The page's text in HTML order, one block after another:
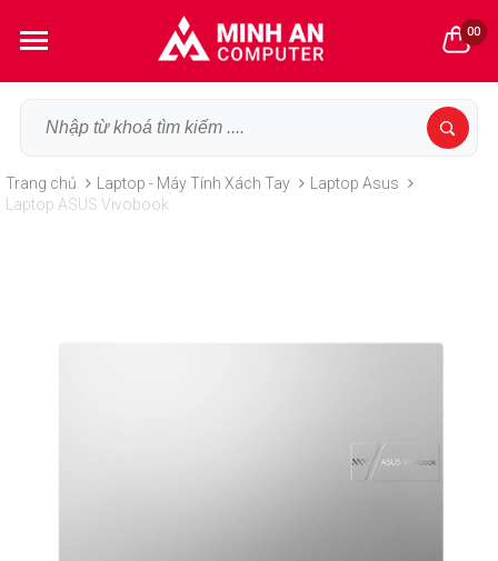
00
Trang chủ Laptop - Máy Tính Xách Tay
Laptop Asus
Laptop ASUS Vivobook